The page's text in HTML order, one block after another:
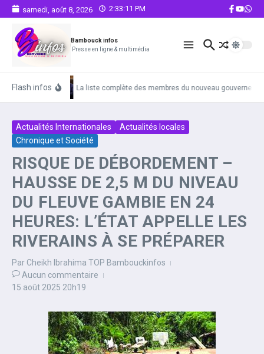
Aller au contenu
samedi, août 8, 2026 2:33:12 PM
Bambouck infos
Presse en ligne & multimédia
Flash infos La liste complète des membres du nouveau
Actualités Internationales
Actualités locales
Chronique et Société
RISQUE DE DÉBORDEMENT –
HAUSSE DE 2,5 M DU NIVEAU
DU FLEUVE GAMBIE EN 24
HEURES: L’ÉTAT APPELLE LES
RIVERAINS À SE PRÉPARER
Par Cheikh Ibrahima TOP Bambouckinfos
Aucun commentaire
15 août 2025 20h19